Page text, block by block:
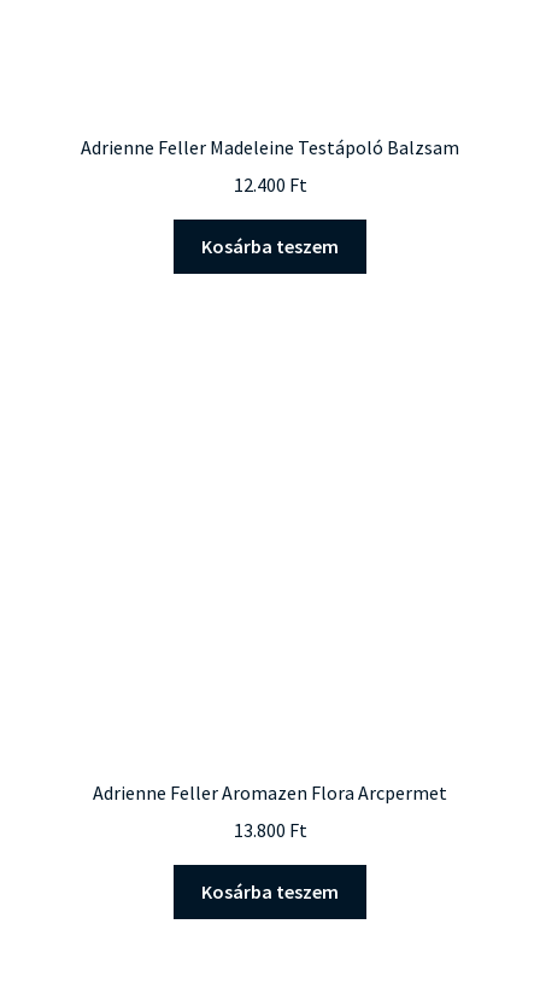
Adrienne Feller Madeleine Testápoló Balzsam
12.400 Ft
Kosárba teszem
Adrienne Feller Aromazen Flora Arcpermet
13.800 Ft
Kosárba teszem